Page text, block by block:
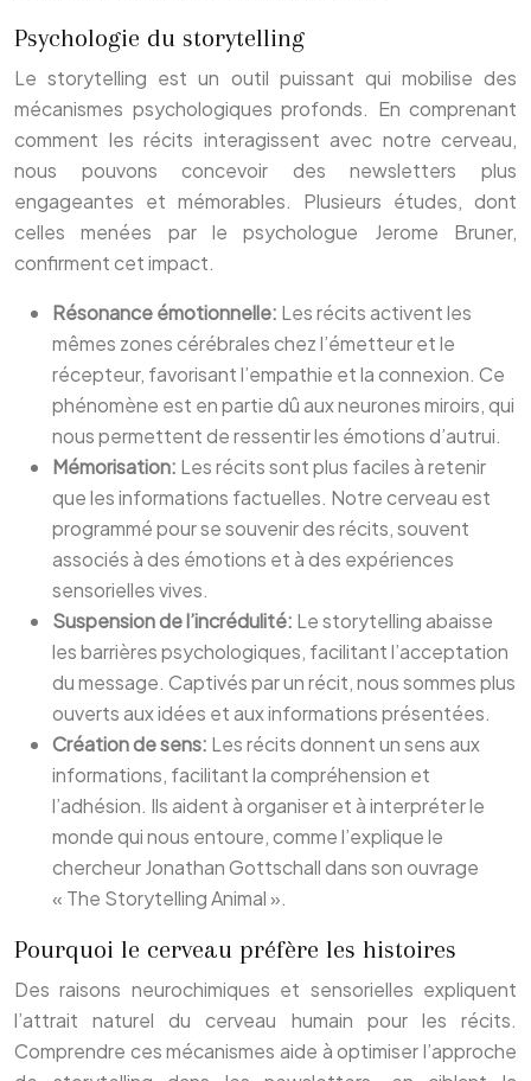
Psychologie du storytelling
Le storytelling est un outil puissant qui mobilise des
mécanismes psychologiques profonds. En comprenant
comment les récits interagissent avec notre cerveau,
nous pouvons concevoir des newsletters plus
engageantes et mémorables. Plusieurs études, dont
celles menées par le psychologue Jerome Bruner,
confirment cet impact.
Résonance émotionnelle: Les récits activent les
mêmes zones cérébrales chez l’émetteur et le
récepteur, favorisant l’empathie et la connexion. Ce
phénomène est en partie dû aux neurones miroirs, qui
nous permettent de ressentir les émotions d’autrui.
Mémorisation: Les récits sont plus faciles à retenir
que les informations factuelles. Notre cerveau est
programmé pour se souvenir des récits, souvent
associés à des émotions et à des expériences
sensorielles vives.
Suspension de l’incrédulité: Le storytelling abaisse
les barrières psychologiques, facilitant l’acceptation
du message. Captivés par un récit, nous sommes plus
ouverts aux idées et aux informations présentées.
Création de sens: Les récits donnent un sens aux
informations, facilitant la compréhension et
l’adhésion. Ils aident à organiser et à interpréter le
monde qui nous entoure, comme l’explique le
chercheur Jonathan Gottschall dans son ouvrage
« The Storytelling Animal ».
Pourquoi le cerveau préfère les histoires
Des raisons neurochimiques et sensorielles expliquent
l’attrait naturel du cerveau humain pour les récits.
Comprendre ces mécanismes aide à optimiser l’approche